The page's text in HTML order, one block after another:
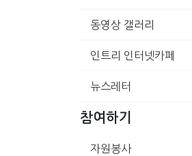
동영상 갤러리
인트리 인터넷카페
뉴스레터
참여하기
자원봉사